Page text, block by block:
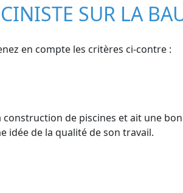
SUR LA
en compte les critères ci-contre :
de piscines et ait une
idée de la qualité de son travail.